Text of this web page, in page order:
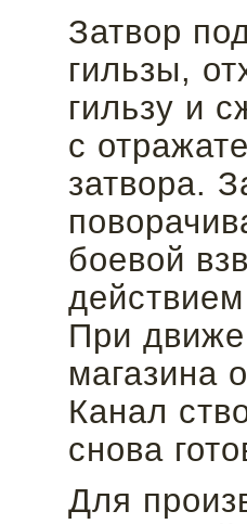
Затвор
гильзы,
гильзу и
с
затвора.
боевой
При
магазина
Канал
снова
Для